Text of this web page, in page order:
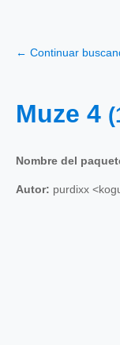
← Continuar
Muze 4
Nombre del
Autor: purdixx